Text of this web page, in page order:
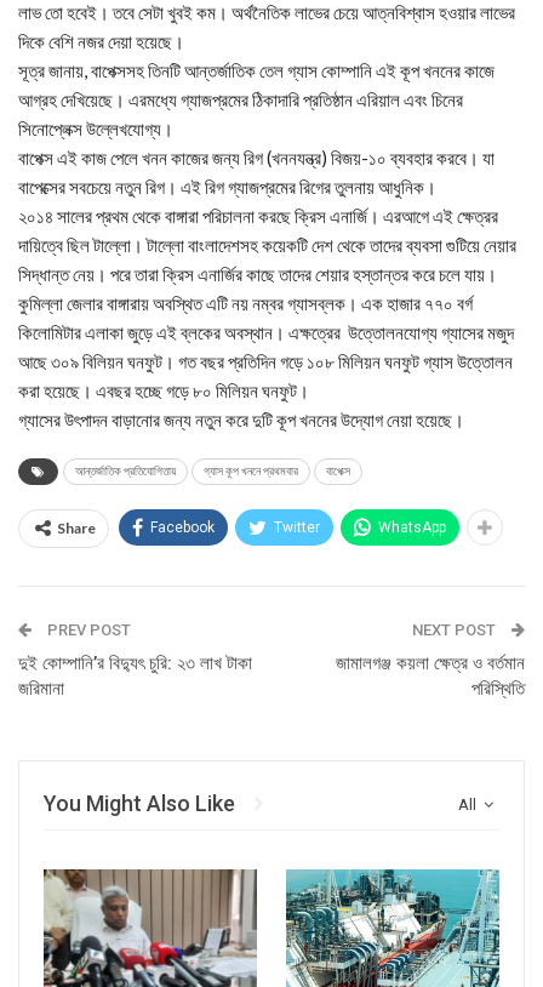
লাভ তো হবেই। তবে সেটা খুবই কম। অর্থনৈতিক লাভের চেয়ে আত্নবিশ্বাস হওয়ার লাভের
দিকে বেশি নজর দেয়া হয়েছে।
সূত্র জানায়, বাপেক্সসহ তিনটি আন্তর্জাতিক তেল গ্যাস কোম্পানি এই কূপ খননের কাজে
আগ্রহ দেখিয়েছে। এরমধ্যে গ্যাজপ্রমের ঠিকাদারি প্রতিষ্ঠান এরিয়াল এবং চিনের
সিনোপ্লেক্স উল্লেখযোগ্য।
বাপেক্স এই কাজ পেলে খনন কাজের জন্য রিগ (খননযন্ত্র) বিজয়-১০ ব্যবহার করবে। যা
বাপেক্সের সবচেয়ে নতুন রিগ। এই রিগ গ্যাজপ্রমের রিগের তুলনায় আধুনিক।
২০১৪ সালের প্রথম থেকে বাঙ্গারা পরিচালনা করছে ক্রিস এনার্জি। এরআগে এই ক্ষেত্রর
দায়িত্বে ছিল টাল্লো। টাল্লো বাংলাদেশসহ কয়েকটি দেশ থেকে তাদের ব্যবসা গুটিয়ে নেয়ার
সিদ্ধান্ত নেয়। পরে তারা ক্রিস এনার্জির কাছে তাদের শেয়ার হস্তান্তর করে চলে যায়।
কুমিল্লা জেলার বাঙ্গারায় অবস্থিত এটি নয় নম্বর গ্যাসব্লক। এক হাজার ৭৭০ বর্গ
কিলোমিটার এলাকা জুড়ে এই ব্লকের অবস্থান। এক্ষত্রের উত্তোলনযোগ্য গ্যাসের মজুদ
আছে ৩০৯ বিলিয়ন ঘনফুট। গত বছর প্রতিদিন গড়ে ১০৮ মিলিয়ন ঘনফুট গ্যাস উত্তোলন
করা হয়েছে। এবছর হচ্ছে গড়ে ৮০ মিলিয়ন ঘনফুট।
গ্যাসের উৎপাদন বাড়ানোর জন্য নতুন করে দুটি কূপ খননের উদ্যোগ নেয়া হয়েছে।
আন্তর্জাতিক প্রতিযোগিতায় গ্যাস কূপ খননে প্রথমবার বাপেক্স
Share Facebook Twitter WhatsApp
PREV POST
দুই কোম্পানি’র বিদ্যুৎ চুরি: ২৩ লাখ টাকা
জরিমানা
NEXT POST
জামালগঞ্জ কয়লা ক্ষেত্র ও বর্তমান
পরিস্থিতি
All
You Might Also Like